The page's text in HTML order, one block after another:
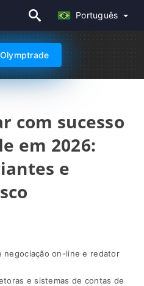
Português
com sucesso
em 2026:
e
negociação on-line e redator
e sistemas de contas de